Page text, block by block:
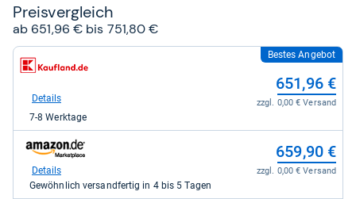
Preis­ver­gleich
ab 651,96 € bis 751,80 €
zum
Shop:
Kaufland
651,96
kaufen.
Bestes Angebot
651,96 €
zzgl. 0,00 € Versand
Details
7-8 Werktage
zum
Shop:
Amazon.de
659,90 €
zzgl. 0,00 € Versand
Details
Gewöhnlich versandfertig in 4 bis 5 Tagen